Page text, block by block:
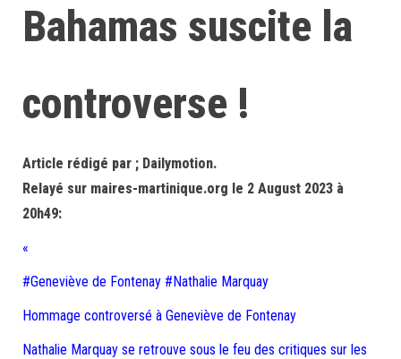
Bahamas suscite la
controverse !
Article rédigé par ; Dailymotion.
Relayé sur maires-martinique.org le 2 August 2023 à
20h49:
«
#Geneviève de Fontenay #Nathalie Marquay
Hommage controversé à Geneviève de Fontenay
Nathalie Marquay se retrouve sous le feu des critiques sur les